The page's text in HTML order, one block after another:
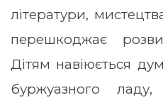
літератури,
перешкоджає
Дітям навіюється
буржуазного